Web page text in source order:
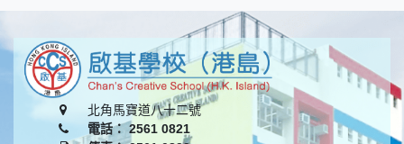
北角馬寶道八十二號
電話： 2561 0821